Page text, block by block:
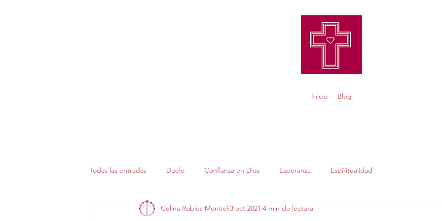
Inicio Blog
Todas las entradas Duelo Confianza en Dios Esperanza Espiritualidad
Celina Robles Montiel 3 oct 2021 4 min de lectura